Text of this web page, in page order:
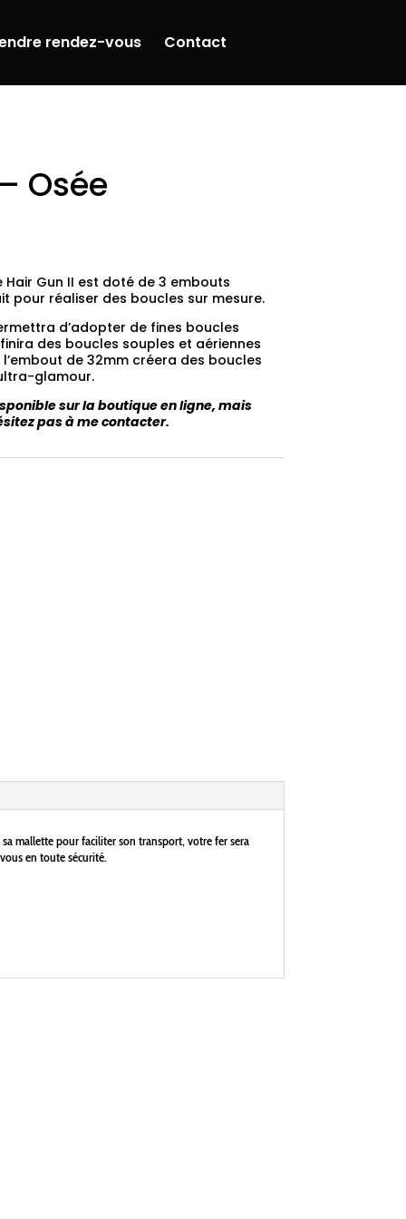
rendez-vous Contact
Osée
Hair Gun II est doté de 3 embouts
pour réaliser des boucles sur mesure.
d’adopter de fines boucles
des boucles souples et aériennes
de 32mm créera des boucles
glamour.
sur la boutique en ligne, mais
pas à me contacter.
mallette pour faciliter son transport, votre fer sera
en toute sécurité.